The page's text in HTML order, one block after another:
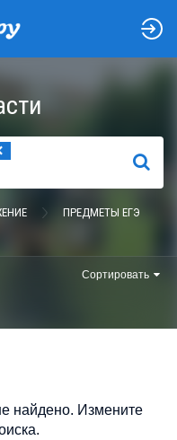
НАЙТИ
ПРЕДМЕТЫ ЕГЭ
Сортировать
найдено. Измените